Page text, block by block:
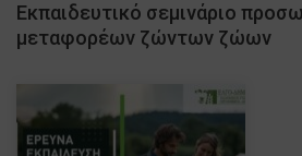
Εκπαιδευτικό σεμινάριο
μεταφορέων ζώντων ζώων